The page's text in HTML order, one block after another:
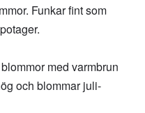
Funkar fint som
med varmbrun
och blommar juli-